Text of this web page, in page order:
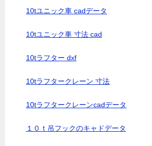
10tユニック車 cadデータ
10tユニック車 寸法 cad
10tラフター dxf
10tラフタークレーン 寸法
10tラフタークレーンcadデータ
１０ｔ吊フックのキャドデータ